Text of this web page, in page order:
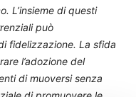
L’insieme di questi
può
fidelizzazione. La sfida
l’adozione del
di muoversi senza